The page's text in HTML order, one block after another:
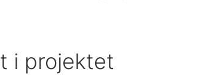
i projektet